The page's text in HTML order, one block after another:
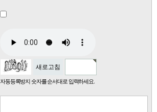
새로고침
자동등록방지 숫자를 순서대로 입력하세요.